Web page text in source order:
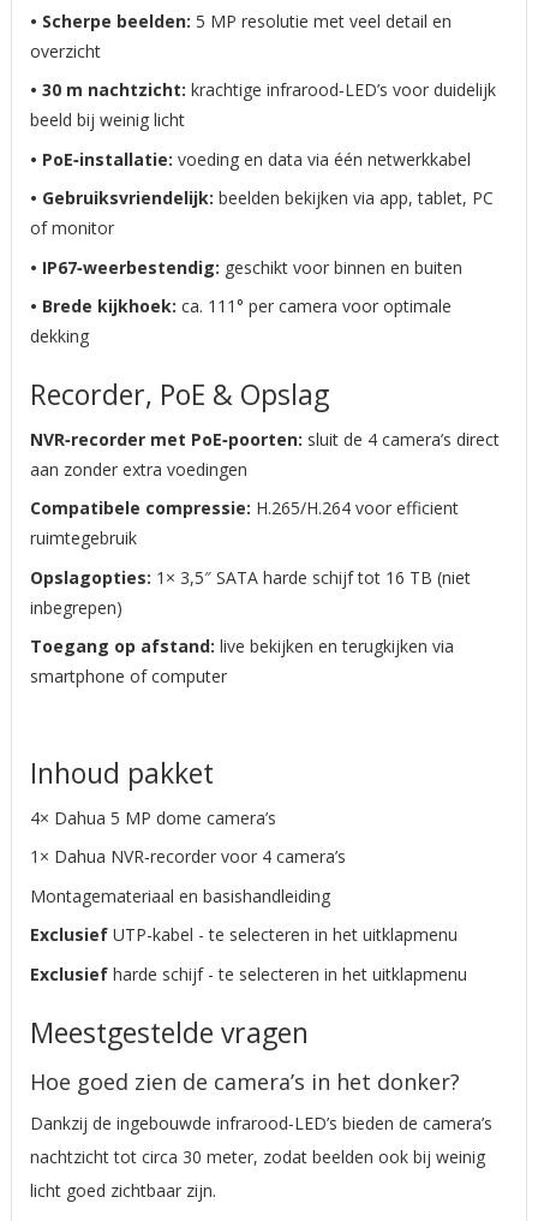
• Scherpe beelden: 5 MP resolutie met veel detail en
overzicht
• 30 m nachtzicht: krachtige infrarood‑LED’s voor duidelijk
beeld bij weinig licht
• PoE‑installatie: voeding en data via één netwerkkabel
• Gebruiksvriendelijk: beelden bekijken via app, tablet, PC
of monitor
• IP67‑weerbestendig: geschikt voor binnen en buiten
• Brede kijkhoek: ca. 111° per camera voor optimale
dekking
Recorder, PoE & Opslag
NVR‑recorder met PoE‑poorten: sluit de 4 camera’s direct
aan zonder extra voedingen
Compatibele compressie: H.265/H.264 voor efficient
ruimtegebruik
Opslagopties: 1× 3,5″ SATA harde schijf tot 16 TB (niet
inbegrepen)
Toegang op afstand: live bekijken en terugkijken via
smartphone of computer
Inhoud pakket
4× Dahua 5 MP dome camera’s
1× Dahua NVR‑recorder voor 4 camera’s
Montagemateriaal en basishandleiding
Exclusief UTP-kabel - te selecteren in het uitklapmenu
Exclusief harde schijf - te selecteren in het uitklapmenu
Meestgestelde vragen
Hoe goed zien de camera’s in het donker?
Dankzij de ingebouwde infrarood‑LED’s bieden de camera’s
nachtzicht tot circa 30 meter, zodat beelden ook bij weinig
licht goed zichtbaar zijn.